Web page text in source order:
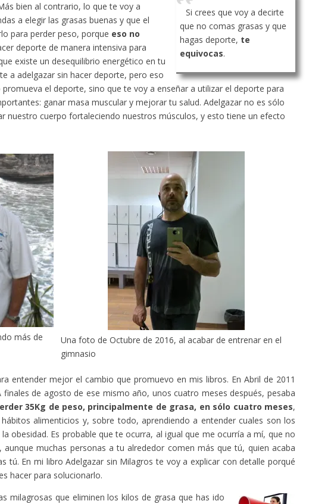
Si crees que voy a decirte
que no comas grasas y que
hagas deporte, te
equivocas.
bien al contrario, lo que te voy a
a elegir las grasas buenas y que el
para perder peso, porque eso no
deporte de manera intensiva para
existe un desequilibrio energético en tu
a adelgazar sin hacer deporte, pero eso
el deporte, sino que te voy a enseñar a utilizar el deporte para
ganar masa muscular y mejorar tu salud. Adelgazar no es sólo
nuestro cuerpo fortaleciendo nuestros músculos, y esto tiene un efecto
más de
Una foto de Octubre de 2016, al acabar de entrenar en el
gimnasio
entender mejor el cambio que promuevo en mis libros. En Abril de 2011
finales de agosto de ese mismo año, unos cuatro meses después, pesaba
35Kg de peso, principalmente de grasa, en sólo cuatro meses,
alimenticios y, sobre todo, aprendiendo a entender cuales son los
obesidad. Es probable que te ocurra, al igual que me ocurría a mí, que no
aunque muchas personas a tu alrededor comen más que tú, quien acaba
tú. En mi libro Adelgazar sin Milagros te voy a explicar con detalle porqué
hacer para solucionarlo.
milagrosas que eliminen los kilos de grasa que has ido